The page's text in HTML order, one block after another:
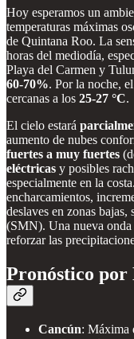
Hoy esperamos un
temperaturas máximas
de Quintana Roo. La
horas del mediodía,
Playa del Carmen y
60-70%. Por la noche,
cercanas a los 25-27 °C.
El cielo estará
aumento de nubes
fuertes a muy fuertes
eléctricas y posibles
especialmente en la
encharcamientos,
deslaves en zonas
(SMN). Una nueva onda
reforzar las
Pronóstico
Cancún: Máxima